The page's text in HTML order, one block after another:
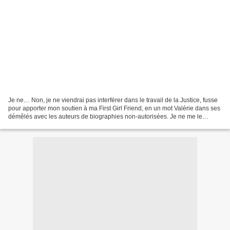
Je ne… Non, je ne viendrai pas interférer dans le travail de la Justice, fusse
pour apporter mon soutien à ma First Girl Friend, en un mot Valérie dans ses
démêlés avec les auteurs de biographies non-autorisées. Je ne me le